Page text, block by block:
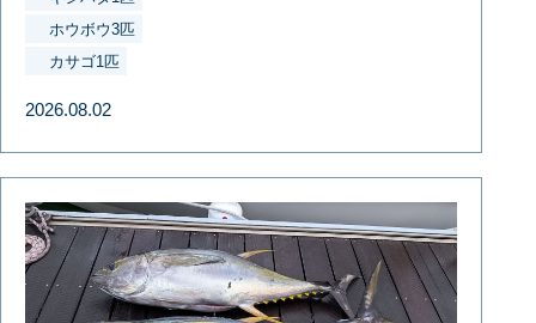
ホウボウ3匹
カサゴ1匹
2026.08.02